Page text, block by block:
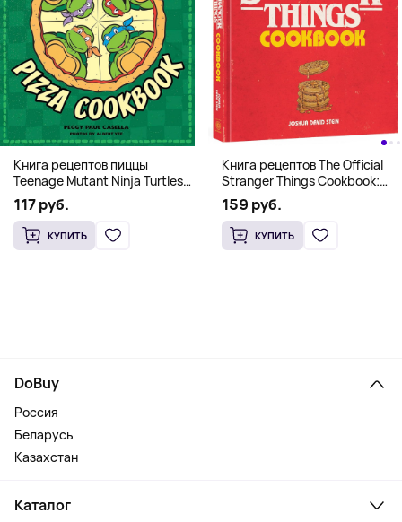
Книга рецептов пиццы
Teenage Mutant Ninja Turtles
Pizza Cookbook (На
английском)
117 руб.
КУПИТЬ
Книга рецептов The Official
Stranger Things Cookbook:
Recipes from Hawkins and
Beyond (На английском)
159 руб.
КУПИТЬ
DoBuy
Россия
Беларусь
Казахстан
Каталог